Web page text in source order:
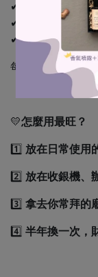
✔ 放在店裏、辦
✔ 小禮物、結緣品
✔ 為自己打造「
每一次起泡，都
💛怎麼用最旺？
1️⃣ 放在日常使用
2️⃣ 放在收銀機、
3️⃣ 拿去你常拜的
4️⃣ 半年換一次，